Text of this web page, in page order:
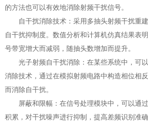
的方法也可以有效地消除射频干扰信号。
自干扰消除技术：采用多抽头射频干扰重建
自干扰抑制度。数值分析和计算机仿真结果表
号带宽增大而减弱，随抽头数增加而提升。
光子射频自干扰消除：在某些系统中，可
消除技术，通过在模拟射频电路中构造相位相
而消除自干扰。
屏蔽和限幅：在信号处理模块中，可以通
积累，对干扰噪声进行抑制，提高差频识别准确